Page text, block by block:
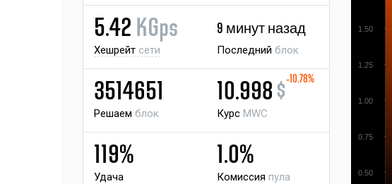
5.42 KGps
Хешрейт сети
9 минут назад
Последний блок
3514651
Решаем блок
10.998 $-10.78%
Курс MWC
119%
Удача
1.0%
Комиссия пула 0.50
0.75
1.00
1.25
1.50